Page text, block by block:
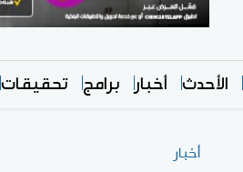
الأحدث أخبار برامج تحقيقات
أخبار